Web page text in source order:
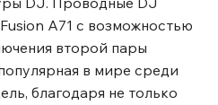
A71 с возможностью
второй пары
в мире среди
благодаря не только